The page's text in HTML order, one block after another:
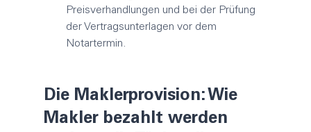
Preisverhandlungen und bei der Prüfung
der Vertragsunterlagen vor dem
Notartermin.
Die Maklerprovision: Wie
Makler bezahlt werden